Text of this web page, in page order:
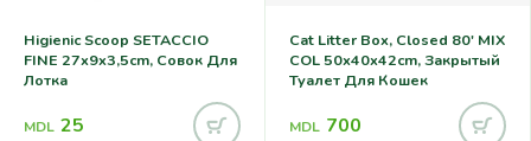
Higienic Scoop SETACCIO
FINE 27x9x3,5cm, Совок Для
Лотка
MDL 25
Cat Litter Box, Closed 80′ MIX
COL 50x40x42cm, Закрытый
Туалет Для Кошек
MDL 700